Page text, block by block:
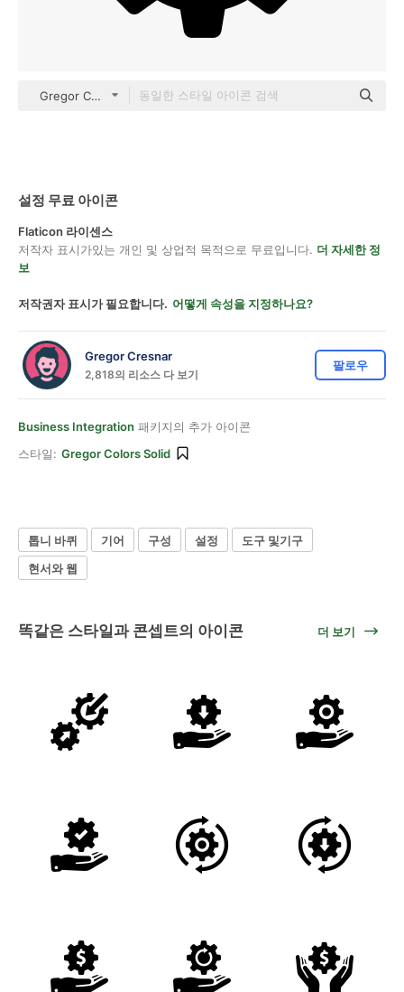
Gregor Colors Solid
설정 무료 아이콘
Flaticon 라이센스
저작자 표시가있는 개인 및 상업적 목적으로 무료입니다. 더 자세한 정
보
저작권자 표시가 필요합니다. 어떻게 속성을 지정하나요?
Gregor Cresnar
2,818의 리소스 다 보기
팔로우
Business Integration 패키지의 추가 아이콘
스타일: Gregor Colors Solid
톱니 바퀴 기어 구성 설정
도구 및기구
현서와 웹
똑같은 스타일과 콘셉트의 아이콘 더 보기